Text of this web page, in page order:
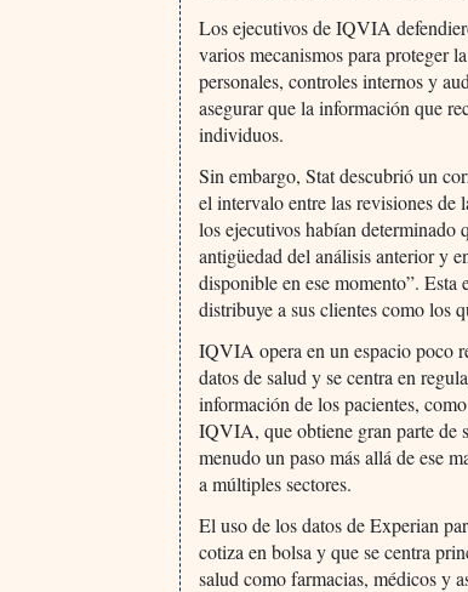
Los ejecutivos de IQVIA
varios mecanismos para proteger
personales, controles internos y
asegurar que la información que
individuos.
Sin embargo, Stat descubrió un
el intervalo entre las revisiones de
los ejecutivos habían determinado
antigüedad del análisis anterior y
disponible en ese momento”.
distribuye a sus clientes como los
IQVIA opera en un espacio poco
datos de salud y se centra en
información de los pacientes,
IQVIA, que obtiene gran parte de
menudo un paso más allá de ese
a múltiples sectores.
El uso de los datos de Experian
cotiza en bolsa y que se centra
salud como farmacias, médicos y